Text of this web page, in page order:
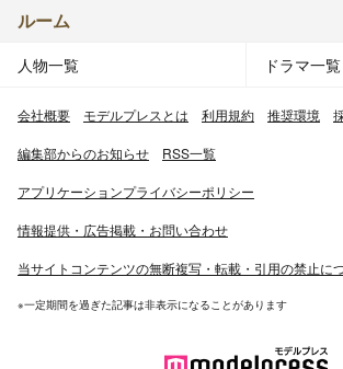
ルーム
人物一覧 ドラマ一覧
会社概要 モデルプレスとは 利用規約 推奨環境
編集部からのお知らせ RSS一覧
アプリケーションプライバシーポリシー
情報提供・広告掲載・お問い合わせ
当サイトコンテンツの無断複写・転載・引用の禁止に
※一定期間を過ぎた記事は非表示になることがあります